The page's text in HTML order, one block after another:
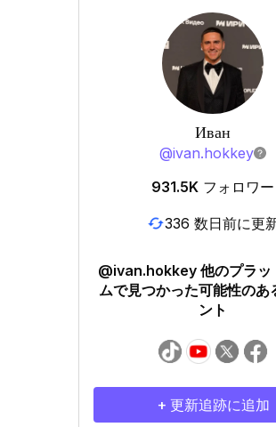
Иван
@ivan.hokkey
931.5K フォロワー
336 数日前に更
@ivan.hokkey 他のプラッ
ムで見つかった可能性のあ
ント
+ 更新追跡に追加